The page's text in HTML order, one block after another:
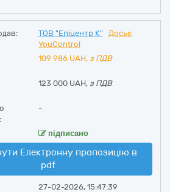
ТОВ "Епіцентр К"
Досьє
YouControl
109 986 UAH, з ПДВ
123 000 UAH, з ПДВ
-
підписано
Електронну пропозицію в
pdf
27-02-2026, 15:47:39